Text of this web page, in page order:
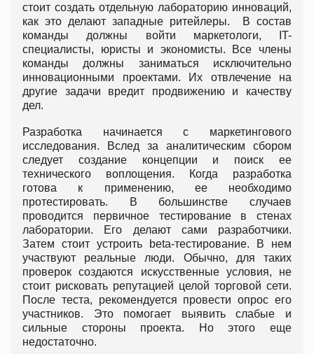
стоит создать отдельную лабораторию инноваций,
как это делают западные ритейлеры. В состав
команды должны войти маркетологи, IT-
специалисты, юристы и экономисты. Все члены
команды должны заниматься исключительно
инновационными проектами. Их отвлечение на
другие задачи вредит продвижению и качеству
дел.
Разработка начинается с маркетингового
исследования. Вслед за аналитическим сбором
следует создание концепции и поиск ее
технического воплощения. Когда разработка
готова к применению, ее необходимо
протестировать. В большинстве случаев
проводится первичное тестирование в стенах
лаборатории. Его делают сами разработчики.
Затем стоит устроить beta-тестирование. В нем
участвуют реальные люди. Обычно, для таких
проверок создаются искусственные условия, не
стоит рисковать репутацией целой торговой сети.
После теста, рекомендуется провести опрос его
участников. Это помогает выявить слабые и
сильные стороны проекта. Но этого еще
недостаточно.